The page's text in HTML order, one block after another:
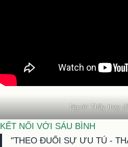
Người Thầy thay
KẾT NỐI VỚI SÁU BÌNH
"THEO ĐUỔI SỰ ƯU TÚ -